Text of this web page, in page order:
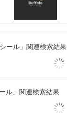
ール」関連検索結果
ル」関連検索結果